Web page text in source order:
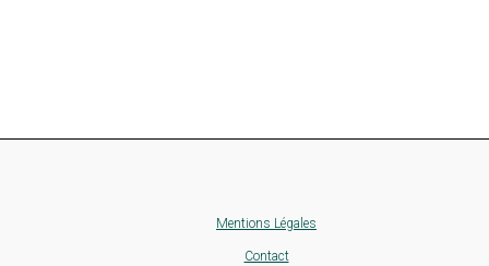
Mentions Légales
Contact